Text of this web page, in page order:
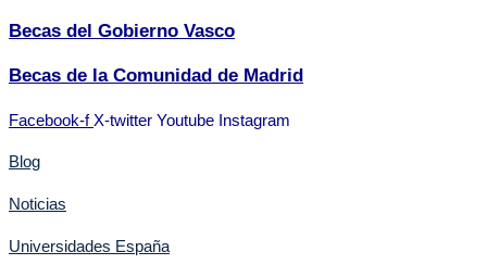
Becas del Gobierno Vasco
Becas de la Comunidad de Madrid
Facebook-f X-twitter Youtube Instagram
Blog
Noticias
Universidades España